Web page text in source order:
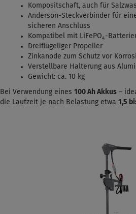
Kompositschaft, auch für
Anderson-Steckverbinder für
sicheren Anschluss
Kompatibel mit LiFePO₄-
Dreiflügeliger Propeller
Zinkanode zum Schutz vor
Verstellbare Halterung aus
Gewicht: ca. 10 kg
Bei Verwendung eines 100 Ah Akkus –
die Laufzeit je nach Belastung etwa 1,5